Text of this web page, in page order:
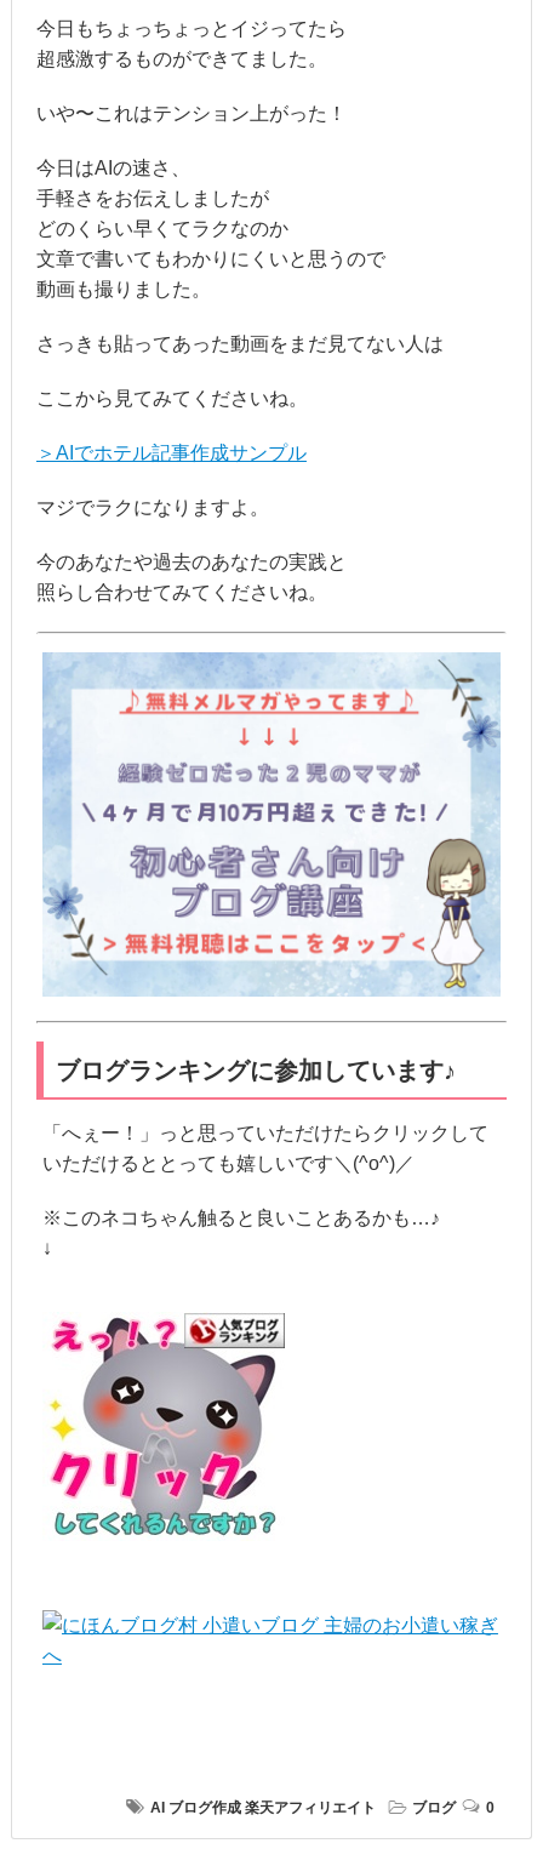
今日もちょっちょっとイジってたら
超感激するものができてました。
いや〜これはテンション上がった！
今日はAIの速さ、
手軽さをお伝えしましたが
どのくらい早くてラクなのか
文章で書いてもわかりにくいと思うので
動画も撮りました。
さっきも貼ってあった動画をまだ見てない人は
ここから見てみてくださいね。
＞AIでホテル記事作成サンプル
マジでラクになりますよ。
今のあなたや過去のあなたの実践と
照らし合わせてみてくださいね。
ブログランキングに参加しています♪
「へぇー！」っと思っていただけたらクリックして
いただけるととっても嬉しいです＼(^o^)／
※このネコちゃん触ると良いことあるかも…♪
↓
AI ブログ作成 楽天アフィリエイト ブログ 0